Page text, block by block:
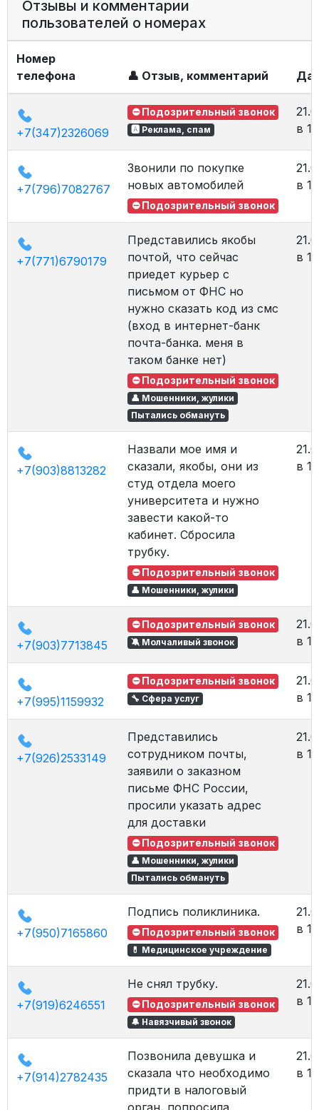
Отзывы и комментарии
пользователей о номерах
Номер
телефона
👤 Отзыв, комментарий
+7(347)2326069
⛔ Подозрительный звонок
🅰 Реклама, спам
в
+7(796)7082767
Звонили по покупке
новых автомобилей
⛔ Подозрительный звонок
в
+7(771)6790179
Представились якобы
почтой, что сейчас
приедет курьер с
письмом от ФНС но
нужно сказать код из смс
(вход в интернет-банк
почта-банка. меня в
таком банке нет)
⛔ Подозрительный звонок
👤 Мошенники, жулики
Пытались обмануть
в
+7(903)8813282
Назвали мое имя и
сказали, якобы, они из
студ отдела моего
университета и нужно
завести какой-то
кабинет. Сбросила
трубку.
⛔ Подозрительный звонок
👤 Мошенники, жулики
в
+7(903)7713845
⛔ Подозрительный звонок
🔕 Молчаливый звонок
в
+7(995)1159932
⛔ Подозрительный звонок
🔧 Сфера услуг
в
+7(926)2533149
Представились
сотрудником почты,
заявили о заказном
письме ФНС России,
просили указать адрес
для доставки
⛔ Подозрительный звонок
👤 Мошенники, жулики
Пытались обмануть
в
+7(950)7165860
Подпись поликлиника.
⛔ Подозрительный звонок
💊 Медицинское учреждение
в
+7(919)6246551
Не снял трубку.
⛔ Подозрительный звонок
🔔 Навязчивый звонок
в
+7(914)2782435
Позвонила девушка и
сказала что необходимо
придти в налоговый
орган, попросила
в